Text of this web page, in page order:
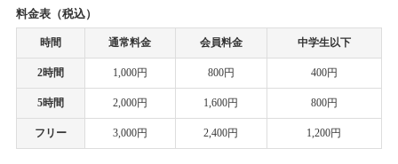
2020/05/05
筑紫野店の営業時間短縮とサーキット休止期間延長のお知らせ
2020/04/27
新型コロナウィルス感染症対策について
2024/08/24(土)
カテゴリ：キャンペーン
お客様感謝祭2024夏開催のお知らせ
2024/08/10(土)～2024/08/20(火)
カテゴリ：キャンペーン
料金表（税込）
時間 通常料金 会員料金 中学生以下
2時間 1,000円 800円 400円
5時間 2,000円 1,600円 800円
フリー 3,000円 2,400円 1,200円